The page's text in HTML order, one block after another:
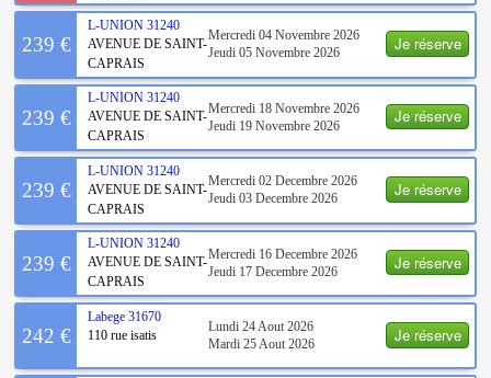
Je réserve
239 €
L-UNION 31240
AVENUE DE SAINT-
CAPRAIS
Mercredi 04 Novembre 2026
Jeudi 05 Novembre 2026
Je réserve
239 €
L-UNION 31240
AVENUE DE SAINT-
CAPRAIS
Mercredi 18 Novembre 2026
Jeudi 19 Novembre 2026
Je réserve
239 €
L-UNION 31240
AVENUE DE SAINT-
CAPRAIS
Mercredi 02 Decembre 2026
Jeudi 03 Decembre 2026
Je réserve
239 €
L-UNION 31240
AVENUE DE SAINT-
CAPRAIS
Mercredi 16 Decembre 2026
Jeudi 17 Decembre 2026
Je réserve
242 €
Labege 31670
110 rue isatis
Lundi 24 Aout 2026
Mardi 25 Aout 2026